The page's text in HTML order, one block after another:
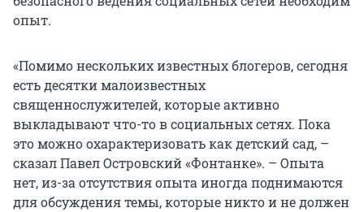
опыт.
«Помимо нескольких известных блогеров, сегодня
есть десятки малоизвестных
священнослужителей, которые активно
выкладывают что-то в социальных сетях. Пока
это можно охарактеризовать как детский сад, –
сказал Павел Островский «Фонтанке». – Опыта
нет, из-за отсутствия опыта иногда поднимаются
для обсуждения темы, которые никто и не должен